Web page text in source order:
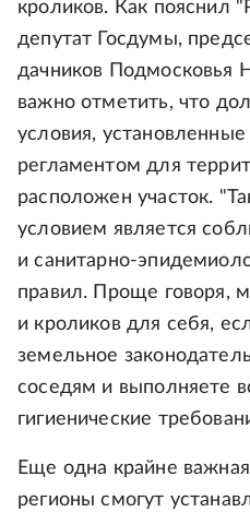
кроликов. Как пояснил
депутат Госдумы,
дачников Подмосковья
важно отметить, что
условия,
регламентом для
расположен участок.
условием является
и санитарно-
правил. Проще говоря,
и кроликов для себя,
земельное
соседям и выполняете
гигиенические
Еще одна крайне
регионы смогут